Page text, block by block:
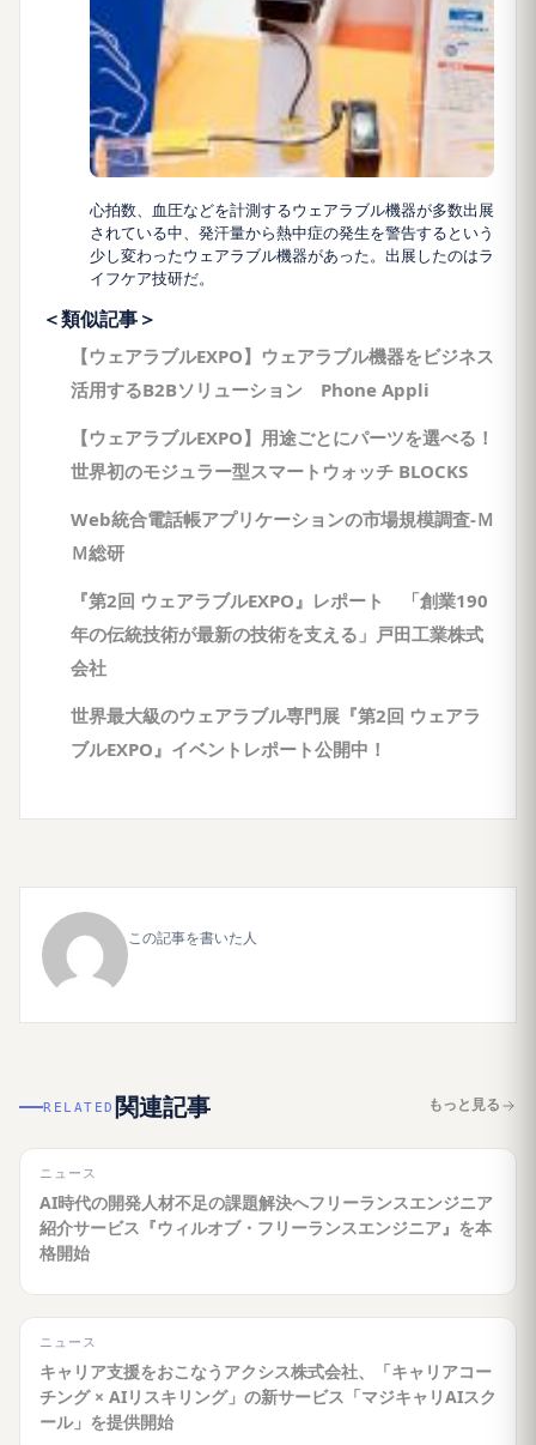
心拍数、血圧などを計測するウェアラブル機器が多数出展
されている中、発汗量から熱中症の発生を警告するという
少し変わったウェアラブル機器があった。出展したのはラ
イフケア技研だ。
＜類似記事＞
【ウェアラブルEXPO】ウェアラブル機器をビジネス
活用するB2Bソリューション Phone Appli
【ウェアラブルEXPO】用途ごとにパーツを選べる！
世界初のモジュラー型スマートウォッチ BLOCKS
Web統合電話帳アプリケーションの市場規模調査-Ｍ
Ｍ総研
『第2回 ウェアラブルEXPO』レポート 「創業190
年の伝統技術が最新の技術を支える」戸田工業株式
会社
世界最大級のウェアラブル専門展『第2回 ウェアラ
ブルEXPO』イベントレポート公開中！
この記事を書いた人
RELATED 関連記事 もっと見る
ニュース
AI時代の開発人材不足の課題解決へフリーランスエンジニア
紹介サービス『ウィルオブ・フリーランスエンジニア』を本
格開始
ニュース
キャリア支援をおこなうアクシス株式会社、「キャリアコー
チング × AIリスキリング」の新サービス「マジキャリAIスク
ール」を提供開始